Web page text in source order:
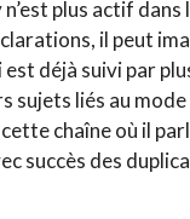
plus actif
il peut
est déjà suivi par
sujets liés au
chaîne où il
succès des